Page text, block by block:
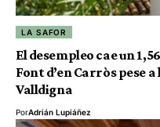
LA SAFOR
El desempleo cae un
Font d’en Carròs pese
Valldigna
PorAdrián Lupiáñez